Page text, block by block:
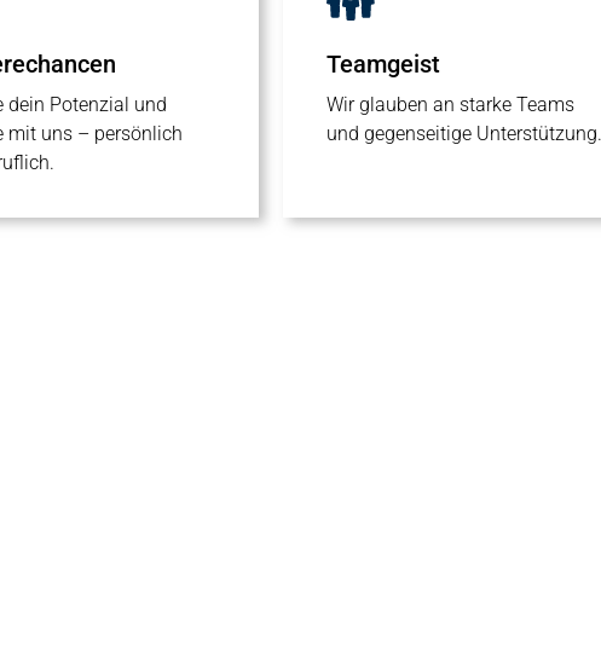
dein Potenzial und
mit uns – persönlich
Teamgeist
Wir glauben an starke Teams
und gegenseitige Unterstützung.